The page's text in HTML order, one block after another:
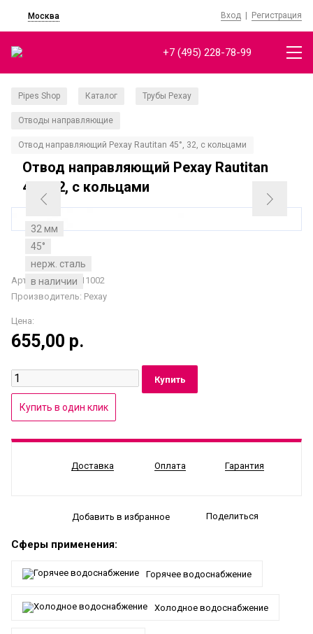
Москва Вход | Регистрация
+7 (495) 228-78-99
Pipes Shop Каталог Трубы Рехау
Отводы направляющие
Отвод направляющий Рехау Rautitan 45°, 32, с кольцами
Отвод направляющий Рехау Rautitan
45°, 32, с кольцами
32 мм
45°
нерж. сталь
в наличии
Артикул: 11389211002
Производитель: Рехау
Цена:
655,00 р.
Доставка Оплата Гарантия
Добавить в избранное Поделиться
Сферы применения:
Горячее водоснабжение
Холодное водоснабжение